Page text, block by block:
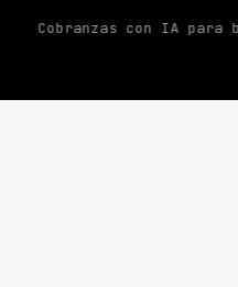
Cobranzas con IA para